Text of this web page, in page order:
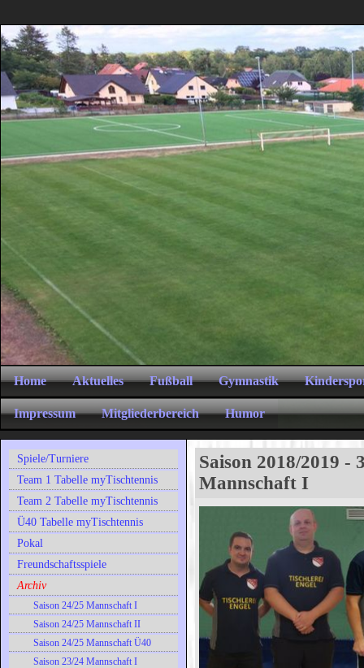
Home Aktuelles Fußball Gymnastik
Impressum Mitgliederbereich Humor
Spiele/Turniere
Team 1 Tabelle myTischtennis
Team 2 Tabelle myTischtennis
Ü40 Tabelle myTischtennis
Pokal
Freundschaftsspiele
Archiv
Saison 24/25 Mannschaft I
Saison 24/25 Mannschaft II
Saison 24/25 Mannschaft Ü40
Saison 23/24 Mannschaft I
Saison 2018/2019 -
Mannschaft I